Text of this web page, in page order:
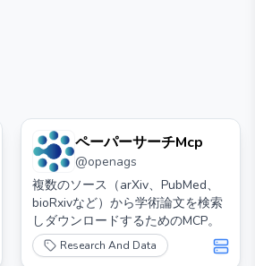
ペーパーサーチMcp
@openags
複数のソース（arXiv、PubMed、
bioRxivなど）から学術論文を検索
しダウンロードするためのMCP。
Research And Data